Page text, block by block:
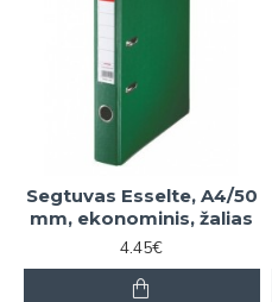
Segtuvas Esselte, A4/50
mm, ekonominis, žalias
4.45€